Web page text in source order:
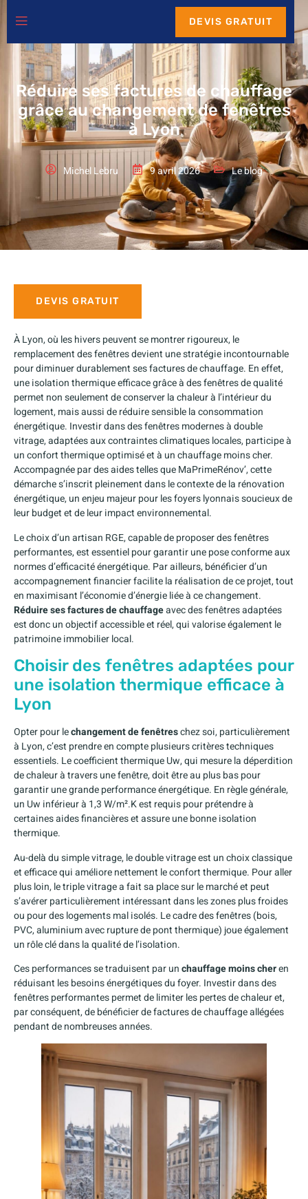
DEVIS GRATUIT
Réduire ses factures de chauffage
grâce au changement de fenêtres
à Lyon
Michel Lebru 9 avril 2026 Le blog
DEVIS GRATUIT
À Lyon, où les hivers peuvent se montrer rigoureux, le
remplacement des fenêtres devient une stratégie incontournable
pour diminuer durablement ses factures de chauffage. En effet,
une isolation thermique efficace grâce à des fenêtres de qualité
permet non seulement de conserver la chaleur à l’intérieur du
logement, mais aussi de réduire sensible la consommation
énergétique. Investir dans des fenêtres modernes à double
vitrage, adaptées aux contraintes climatiques locales, participe à
un confort thermique optimisé et à un chauffage moins cher.
Accompagnée par des aides telles que MaPrimeRénov’, cette
démarche s’inscrit pleinement dans le contexte de la rénovation
énergétique, un enjeu majeur pour les foyers lyonnais soucieux de
leur budget et de leur impact environnemental.
Le choix d’un artisan RGE, capable de proposer des fenêtres
performantes, est essentiel pour garantir une pose conforme aux
normes d’efficacité énergétique. Par ailleurs, bénéficier d’un
accompagnement financier facilite la réalisation de ce projet, tout
en maximisant l’économie d’énergie liée à ce changement.
Réduire ses factures de chauffageavec des fenêtres adaptées
est donc un objectif accessible et réel, qui valorise également le
patrimoine immobilier local.
Choisir des fenêtres adaptées pour
une isolation thermique efficace à
Lyon
Opter pour lechangement de fenêtreschez soi, particulièrement
à Lyon, c’est prendre en compte plusieurs critères techniques
essentiels. Le coefficient thermique Uw, qui mesure la déperdition
de chaleur à travers une fenêtre, doit être au plus bas pour
garantir une grande performance énergétique. En règle générale,
un Uw inférieur à 1,3 W/m².K est requis pour prétendre à
certaines aides financières et assure une bonne isolation
thermique.
Au-delà du simple vitrage, le double vitrage est un choix classique
et efficace qui améliore nettement le confort thermique. Pour aller
plus loin, le triple vitrage a fait sa place sur le marché et peut
s’avérer particulièrement intéressant dans les zones plus froides
ou pour des logements mal isolés. Le cadre des fenêtres (bois,
PVC, aluminium avec rupture de pont thermique) joue également
un rôle clé dans la qualité de l’isolation.
Ces performances se traduisent par unchauffage moins cheren
réduisant les besoins énergétiques du foyer. Investir dans des
fenêtres performantes permet de limiter les pertes de chaleur et,
par conséquent, de bénéficier de factures de chauffage allégées
pendant de nombreuses années.